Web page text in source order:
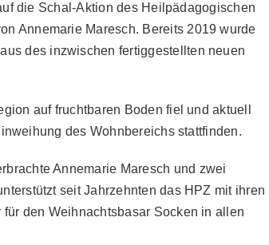
die Schal-Aktion des Heilpädagogischen
Annemarie Maresch. Bereits 2019 wurde
des inzwischen fertiggestellten neuen
auf fruchtbaren Boden fiel und aktuell
des Wohnbereichs stattfinden.
Annemarie Maresch und zwei
seit Jahrzehnten das HPZ mit ihren
den Weihnachtsbasar Socken in allen